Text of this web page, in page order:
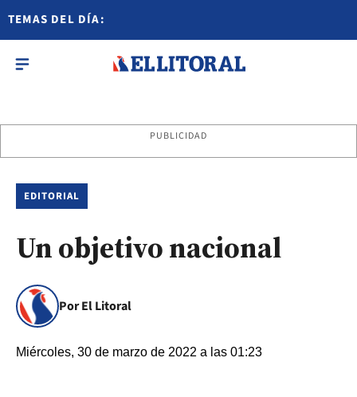
TEMAS DEL DÍA:
PUBLICIDAD
EDITORIAL
Un objetivo nacional
Por El Litoral
Miércoles, 30 de marzo de 2022 a las 01:23